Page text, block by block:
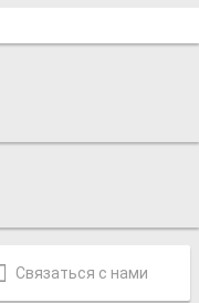
Связаться с нами